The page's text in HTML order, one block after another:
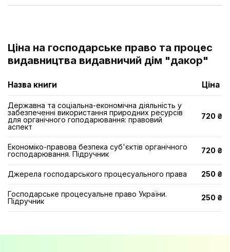
Ціна на господарське право та процес
видавництва видавничий дім "дакор"
Назва книги Ціна
Державна та соціальна-економічна діяльність у
забезпеченні використання природних ресурсів
для органічного гоподарювання: правовий
аспект
720 ₴
Економіко-правова безпека суб'єктів органічного
господарювання. Підручник
720 ₴
Джерела господарського процесуального права 250 ₴
Господарське процесуальне право України.
Підручник
250 ₴